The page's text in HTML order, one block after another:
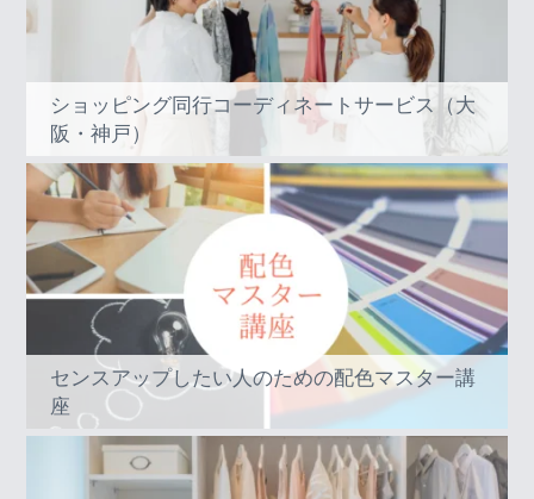
ショッピング同行コーディネートサービス（大
阪・神戸）
センスアップしたい人のための配色マスター講
座